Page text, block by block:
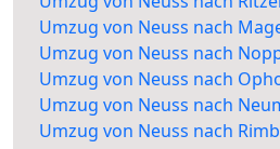
Umzug von Neuss nach
Umzug von Neuss nach
Umzug von Neuss nach
Umzug von Neuss nach
Umzug von Neuss nach